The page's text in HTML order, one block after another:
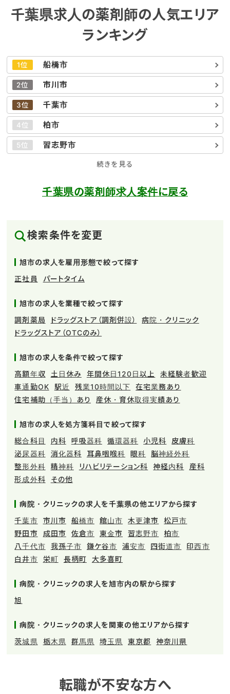
千葉県求人の薬剤師の人気エリア
ランキング
1位 船橋市
2位 市川市
3位 千葉市
4位 柏市
5位 習志野市
続きを見る
千葉県の薬剤師求人案件に戻る
検索条件を変更
旭市の求人を雇用形態で絞って探す
正社員
パートタイム
旭市の求人を業種で絞って探す
調剤薬局
ドラッグストア（調剤併設）
病院・クリニック
ドラッグストア（OTCのみ）
旭市の求人を条件で絞って探す
高額年収
土日休み 年間休日120日以上
未経験者歓迎
車通勤OK
駅近 残業10時間以下
在宅業務あり
住宅補助（手当）あり
産休・育休取得実績あり
旭市の求人を処方箋科目で絞って探す
総合科目
内科 呼吸器科 循環器科 小児科
皮膚科
泌尿器科
消化器科 耳鼻咽喉科 眼科
脳神経外科
整形外科
精神科 リハビリテーション科 神経内科
産科
形成外科
その他
病院・クリニックの求人を千葉県の他エリアから探す
千葉市
市川市 船橋市 館山市 木更津市
松戸市
野田市
成田市 佐倉市 東金市 習志野市
柏市
八千代市
我孫子市 鎌ケ谷市 浦安市 四街道市
印西市
白井市
栄町 長柄町 大多喜町
病院・クリニックの求人を旭市内の駅から探す
旭
病院・クリニックの求人を関東の他エリアから探す
茨城県
栃木県 群馬県 埼玉県 東京都 神奈川県
転職が不安な方へ